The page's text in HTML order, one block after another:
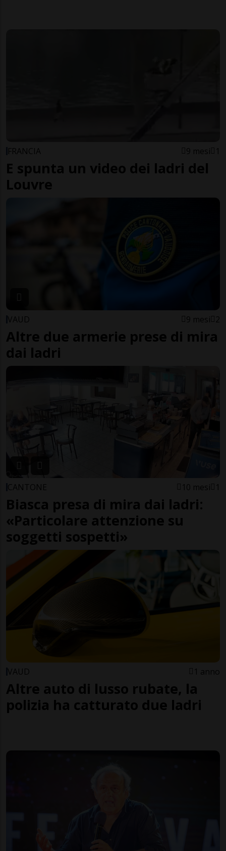
FRANCIA 9 mesi 1
E spunta un video dei ladri del
Louvre
VAUD 9 mesi 2
Altre due armerie prese di mira
dai ladri
CANTONE 10 mesi 1
Biasca presa di mira dai ladri:
«Particolare attenzione su
soggetti sospetti»
VAUD 1 anno
Altre auto di lusso rubate, la
polizia ha catturato due ladri